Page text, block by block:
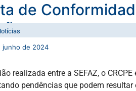
de
para
junho de 2024
realizada entre a SEFAZ, o
pendências que podem